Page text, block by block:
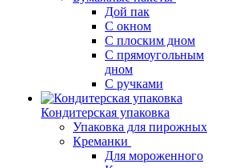
Дой пак
С окном
С плоским дном
С прямоугольным
дном
С ручками
Кондитерская упаковка
Упаковка для пирожных
Креманки
Для мороженного